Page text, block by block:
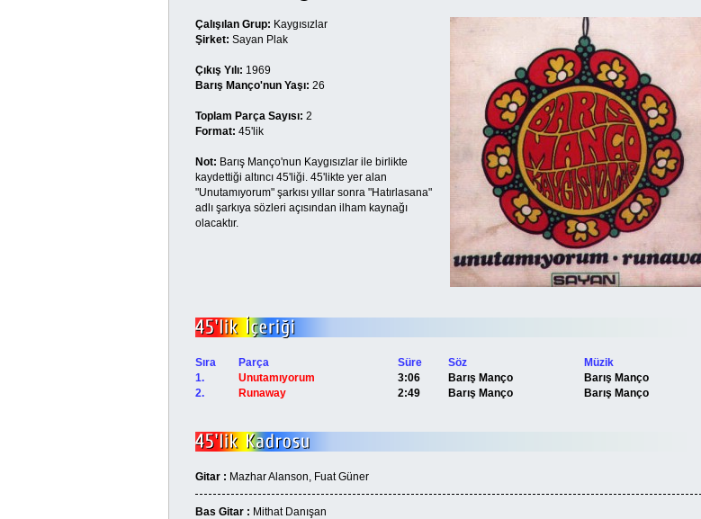
Çalışılan Grup: Kaygısızlar
Şirket: Sayan Plak
Çıkış Yılı: 1969
Barış Manço'nun Yaşı: 26
Toplam Parça Sayısı: 2
Format: 45'lik
Not: Barış Manço'nun Kaygısızlar ile birlikte
kaydettiği altıncı 45'liği. 45'likte yer alan
"Unutamıyorum" şarkısı yıllar sonra "Hatırlasana"
adlı şarkıya sözleri açısından ilham kaynağı
olacaktır.
Sıra Parça Süre Söz
Müzik
1.
Unutamıyorum 3:06 Barış Manço
Barış Manço
2.
Runaway 2:49 Barış Manço Barış Manço
Gitar : Mazhar Alanson, Fuat Güner
Bas Gitar : Mithat Danışan